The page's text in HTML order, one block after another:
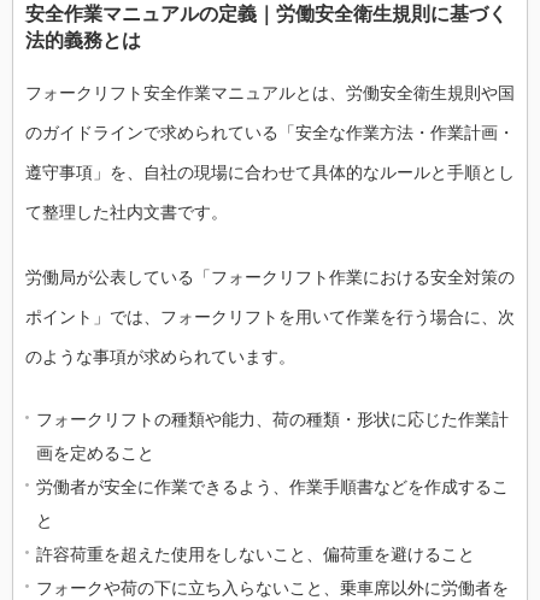
安全作業マニュアルの定義｜労働安全衛生規則に基づく
法的義務とは
フォークリフト安全作業マニュアルとは、労働安全衛生規則や国
のガイドラインで求められている「安全な作業方法・作業計画・
遵守事項」を、自社の現場に合わせて具体的なルールと手順とし
て整理した社内文書です。
労働局が公表している「フォークリフト作業における安全対策の
ポイント」では、フォークリフトを用いて作業を行う場合に、次
のような事項が求められています。
フォークリフトの種類や能力、荷の種類・形状に応じた作業計
画を定めること
労働者が安全に作業できるよう、作業手順書などを作成するこ
と
許容荷重を超えた使用をしないこと、偏荷重を避けること
フォークや荷の下に立ち入らないこと、乗車席以外に労働者を